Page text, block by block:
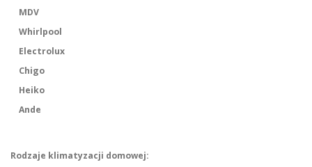
MDV
Whirlpool
Electrolux
Chigo
Heiko
Ande
Rodzaje klimatyzacji domowej: